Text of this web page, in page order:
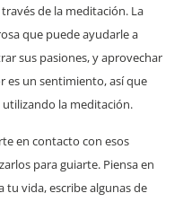
de la meditación. La
que puede ayudarle a
sus pasiones, y aprovechar
es un sentimiento, así que
la meditación.
en contacto con esos
para guiarte. Piensa en
tu vida, escribe algunas de